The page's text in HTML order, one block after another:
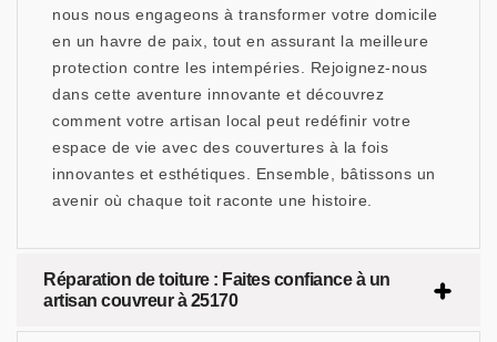
nous nous engageons à transformer votre domicile
en un havre de paix, tout en assurant la meilleure
protection contre les intempéries. Rejoignez-nous
dans cette aventure innovante et découvrez
comment votre artisan local peut redéfinir votre
espace de vie avec des couvertures à la fois
innovantes et esthétiques. Ensemble, bâtissons un
avenir où chaque toit raconte une histoire.
Réparation de toiture : Faites confiance à un
artisan couvreur à 25170